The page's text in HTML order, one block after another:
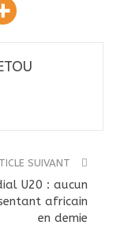
SUIVANT
U20 : aucun
africain
en demie